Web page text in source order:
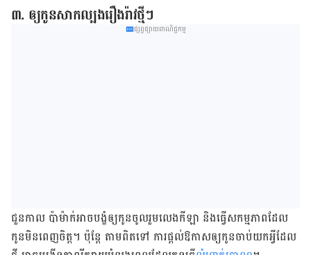
៣. ឲ្យ​កូន​សាកល្បង​រឿងរ៉ាវ​ថ្មី​ៗ
ផ្សព្វផ្សាយពាណិជ្ជកម្ម
​ជួនកាល​ ប៉ា​ម៉ាក់​អាច​បង្ខំ​ឲ្យ​កូន​ចូលរួម​លេង​កីឡា និង​​ធ្វើ​សកម្មភាព​ដែល​
កូន​មិន​ពេញចិត្ត។ ប៉ុន្តែ តាម​ពិត​ទៅ ការ​ផ្ដល់​ឱកាស​ឲ្យ​កូន​ចាប់​យក​អ្វី​ដែល​